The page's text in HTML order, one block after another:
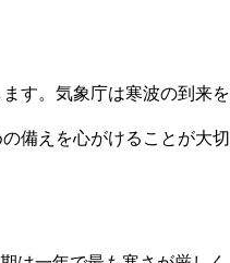
す。気象庁は寒波の到来を
備えを心がけることが大切